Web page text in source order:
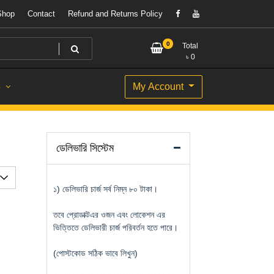
Contact Refund and Returns Policy
0
Total
৳ 0
My Account
ডেলিভারি সিস্টেম
১) ডেলিভারি চার্জ সর্ব নিম্ন ৮০ টাকা।
তবে প্রোডাক্টএর ওজন এবং লোকেশন এর
ভিত্তিতে ডেলিভারী চার্জ পরিবর্তন হতে পারে।
(পোস্টকোড সঠিক ভাবে লিখুন)